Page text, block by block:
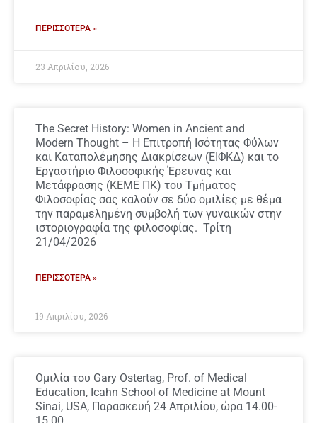
ΠΕΡΙΣΣΌΤΕΡΑ »
23 Απριλίου, 2026
The Secret History: Women in Ancient and
Modern Thought – Η Επιτροπή Ισότητας Φύλων
και Καταπολέμησης Διακρίσεων (ΕΙΦΚΔ) και το
Εργαστήριο Φιλοσοφικής Έρευνας και
Μετάφρασης (ΚΕΜΕ ΠΚ) του Τμήματος
Φιλοσοφίας σας καλούν σε δύο ομιλίες με θέμα
την παραμελημένη συμβολή των γυναικών στην
ιστοριογραφία της φιλοσοφίας. Τρίτη
21/04/2026
ΠΕΡΙΣΣΌΤΕΡΑ »
19 Απριλίου, 2026
Ομιλία του Gary Ostertag, Prof. of Medical
Education, Icahn School of Medicine at Mount
Sinai, USA, Παρασκευή 24 Απριλίου, ώρα 14.00-